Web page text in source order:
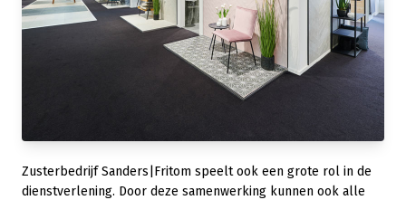
Zusterbedrijf Sanders|Fritom speelt ook een grote rol in de
dienstverlening. Door deze samenwerking kunnen ook alle